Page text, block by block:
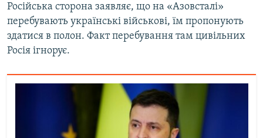
Російська сторона заявляє, що на «Азовсталі»
перебувають українські військові, їм пропонують
здатися в полон. Факт перебування там цивільних
Росія ігнорує.